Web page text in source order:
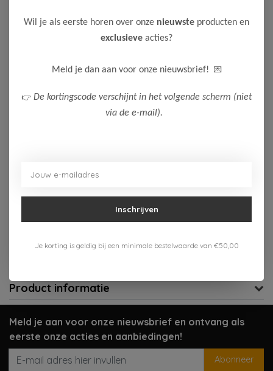
25,00 49,99
Maak een keuze:
Niet op voorraad
Aan verlanglijst toevoegen
Gratis verzenden vanaf 75,-
Verzenden 1-3 werkdagen
Product informatie
Meld je aan voor onze nieuwsbrief en ontvang als
eerste onze acties en aanbiedingen!
Abonneer
Wil je als eerste horen over onze nieuwste producten en
exclusieve acties?
Meld je dan aan voor onze nieuwsbrief! 💌
👉 De kortingscode verschijnt in het volgende scherm (niet
via de e-mail).
Inschrijven
Je korting is geldig bij een minimale bestelwaarde van €50,00